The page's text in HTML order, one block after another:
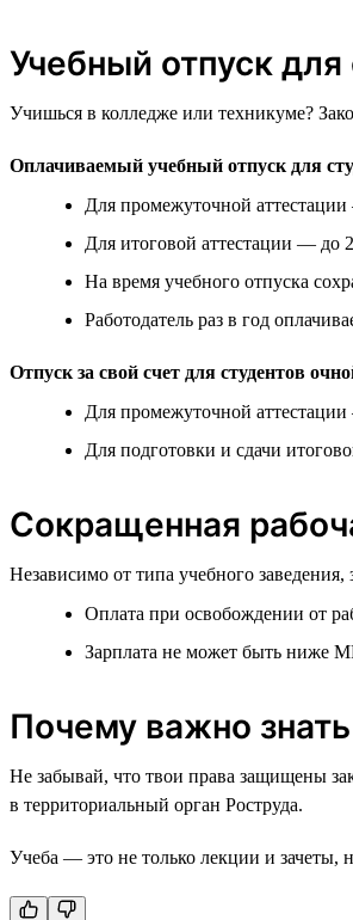
Учебный отпуск
Учишься в колледже или техникуме?
Оплачиваемый учебный отпуск для
Для промежуточной
Для итоговой аттестации — до
На время учебного отпуска
Работодатель раз в год
Отпуск за свой счет для студентов
Для промежуточной
Для подготовки и сдачи
Сокращенная
Независимо от типа учебного
Оплата при освобождении от
Зарплата не может быть ниже
Почему важно
Не забывай, что твои права защищены
в территориальный орган Роструда.
Учеба — это не только лекции и зачеты,